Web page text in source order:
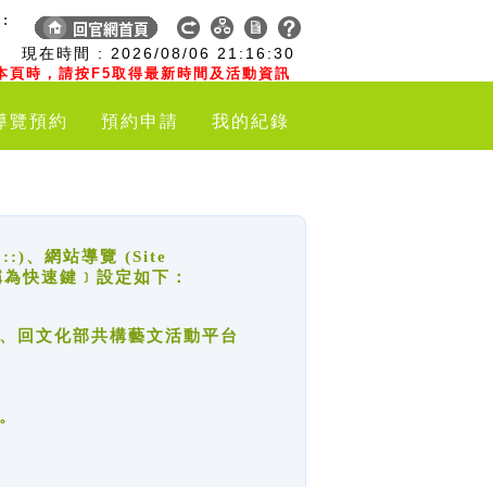
現在時間 : 2026/08/06 21:16:30
頁時，請按F5取得最新時間及活動資訊
覽預約 預約申請 我的紀錄
、網站導覽 (Site
快速鍵﹞設定如下：
文化部共構藝文活動平台